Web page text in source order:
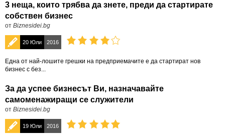
3 неща, които трябва да знете, преди да стартирате
собствен бизнес
от Biznesidei.bg
20 Юли 2016
Една от най-лошите грешки на предприемачите е да стартират нов
бизнес с без...
За да успее бизнесът Ви, назначавайте
самоменажиращи се служители
от Biznesidei.bg
19 Юли 2016